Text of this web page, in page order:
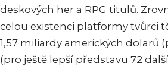
deskových her a RPG titulů.
celou existenci platformy tvůrci
1,57 miliardy amerických dolarů
(pro ještě lepší představu 72